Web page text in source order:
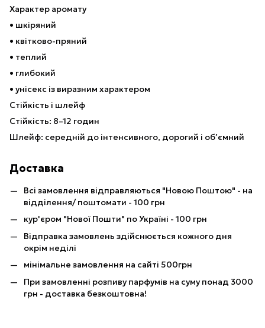
Характер аромату
• шкіряний
• квітково-пряний
• теплий
• глибокий
• унісекс із виразним характером
Стійкість і шлейф
Стійкість: 8–12 годин
Шлейф: середній до інтенсивного, дорогий і об’ємний
Доставка
Всі замовлення відправляються "Новою Поштою" - на
відділення/ поштомати - 100 грн
кур'єром "Нової Пошти" по Україні - 100 грн
Відправка замовлень здійснюється кожного дня
окрім неділі
мінімальне замовлення на сайті 500грн
При замовленні розпиву парфумів на суму понад 3000
грн - доставка безкоштовна!